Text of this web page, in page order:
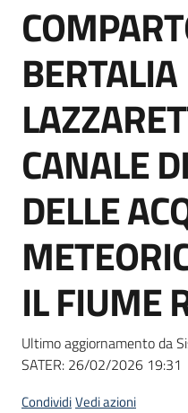
e
strumenti
acquisto
Supporto
Piattaforme
telematiche
English
site
Salta al contenuto
BERTALIA
CANALE
DELLE
IL FIUME
Ultimo aggiornamento da
SATER: 26/02/2026 19:31
CondividiVedi azioni